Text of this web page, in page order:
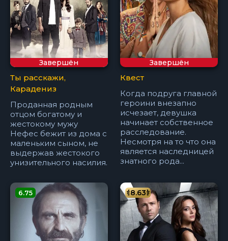
Завершён
Ты расскажи,
Карадениз
Проданная родным
отцом богатому и
жестокому мужу
Нефес бежит из дома с
маленьким сыном, не
выдержав жестокого
унизительного насилия.
Завершён
Квест
Когда подруга главной
героини внезапно
исчезает, девушка
начинает собственное
расследование.
Несмотря на то что она
является наследницей
знатного рода...
6.75 8.63